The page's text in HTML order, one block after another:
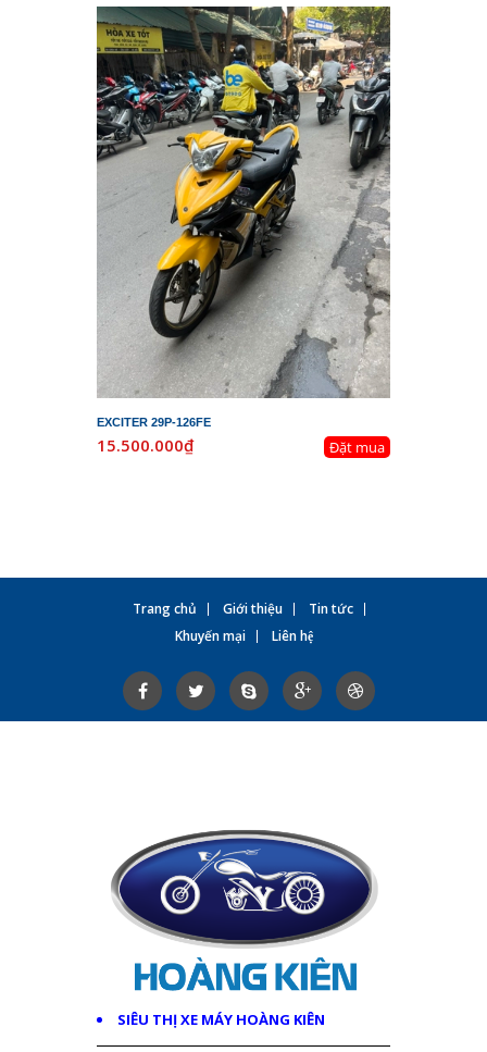
EXCITER 29P-126FE
15.500.000₫ Đặt mua
Trang chủ Giới thiệu
Tin tức
Khuyến mại
Liên hệ
SIÊU THỊ XE MÁY HOÀNG KIÊN